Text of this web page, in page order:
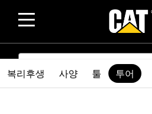
SEARCH
복리후생 사양 툴 투어